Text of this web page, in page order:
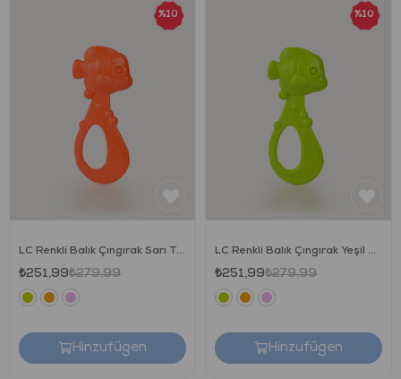
LC Renkli Balık Çıngırak Sarı Turuncu
₺251,99₺279,99
unisex
Hinzufügen
%10
LC Renkli Balık Çıngırak Yeşil Mavi
₺251,99₺279,99
unisex
Hinzufügen
%10